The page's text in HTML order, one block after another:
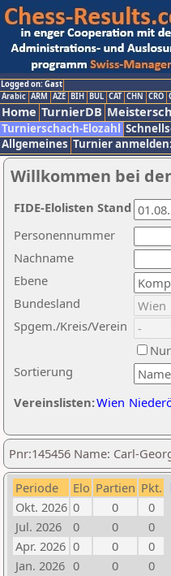
Logged on: Gast
Arabic ARM AZE BIH BUL CAT CHN CRO
Home TurnierDB
Turnierschach-Elozahl
Allgemeines Turnier
Willkommen bei
Nachname
Ebene
Sortierung
Personennummer
Bundesland
Spgem./Kreis/Verein
Vereinslisten:Wien
FIDE-Elolisten Stand
Pnr:145456 Name: Carl-
Periode Elo Partien Pkt.
Okt. 2026 0 0
0
Jul. 2026
0 0
0
Apr. 2026 0 0
0
Jan. 2026 0 0
0